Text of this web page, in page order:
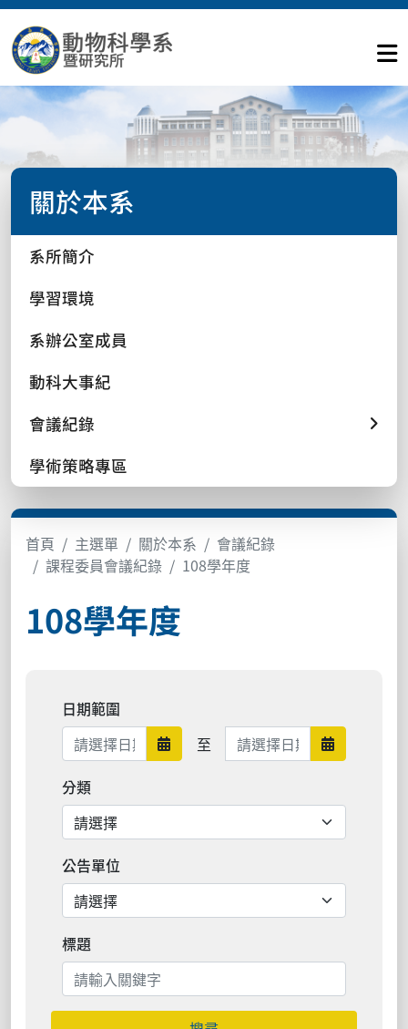
關於本系
系所簡介
學習環境
系辦公室成員
動科大事紀
會議紀錄
學術策略專區
首頁 主選單 關於本系
會議紀錄
課程委員會議紀錄
108學年度
108學年度
日期範圍
日期範圍開始
至 日期範圍結束 日期範圍
分類
公告單位
標題
搜尋